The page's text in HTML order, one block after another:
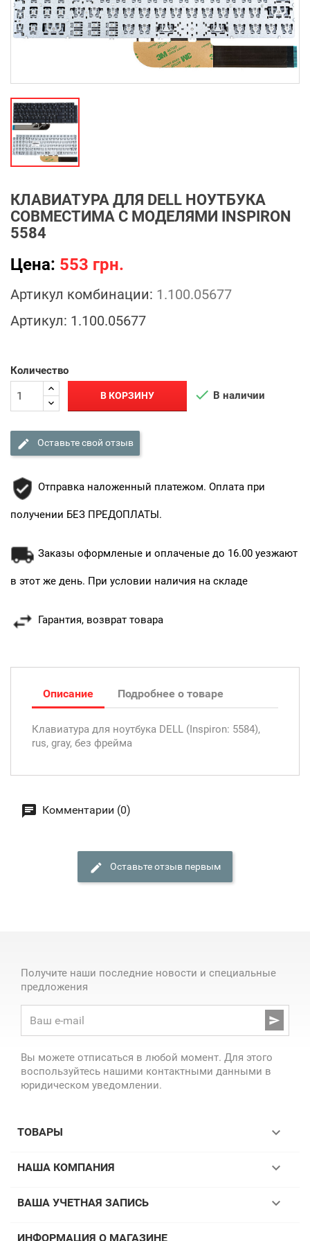
КЛАВИАТУРА ДЛЯ DELL НОУТБУКА
СОВМЕСТИМА С МОДЕЛЯМИ INSPIRON
5584
Цена: 553 грн.
Артикул комбинации: 1.100.05677
Артикул: 1.100.05677
Количество
В КОРЗИНУ  В наличии
Оставьте свой отзыв
Отправка наложенный платежом. Оплата при
получении БЕЗ ПРЕДОПЛАТЫ.
Заказы оформленые и оплаченые до 16.00 уезжают
в этот же день. При условии наличия на складе
Гарантия, возврат товара
Описание Подробнее о товаре
Клавиатура для ноутбука DELL (Inspiron: 5584),
rus, gray, без фрейма
Комментарии (0)
Оставьте отзыв первым
Получите наши последние новости и специальные
предложения

Вы можете отписаться в любой момент. Для этого
воспользуйтесь нашими контактными данными в
юридическом уведомлении.
ТОВАРЫ 
НАША КОМПАНИЯ 
ВАША УЧЕТНАЯ ЗАПИСЬ 
ИНФОРМАЦИЯ О МАГАЗИНЕ